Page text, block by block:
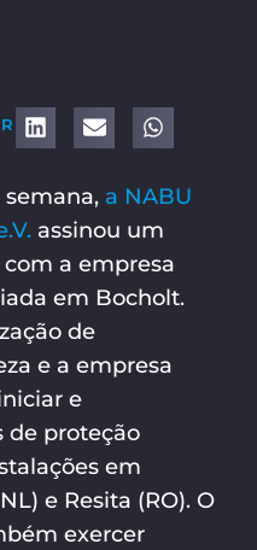
semana, a NABU
assinou um
a empresa
em Bocholt.
de
e a empresa
e
proteção
em
e Resita (RO). O
exercer